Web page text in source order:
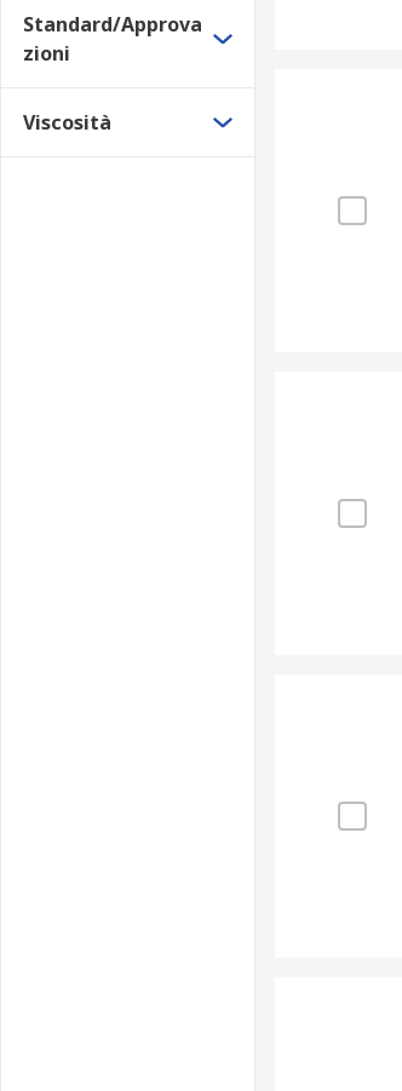
Standard/Approva
zioni
Viscosità